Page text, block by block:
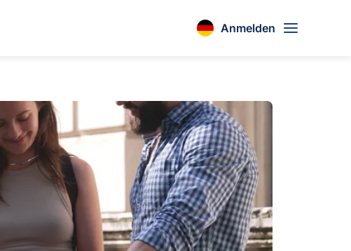
Anmelden